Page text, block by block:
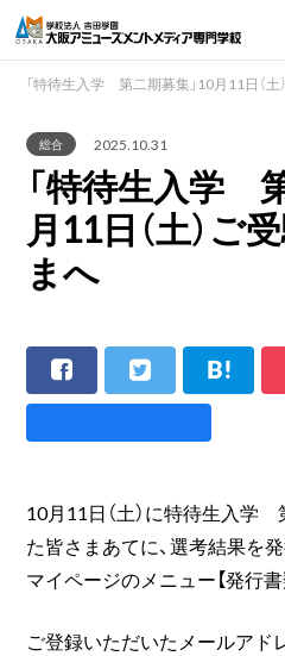
「特待生入学 第二期募集」10月11日（
総合 2025.10.31
「特待生入学
月11日（土）ご
まへ
10月11日（土）に特待生入
た皆さまあてに、選考結果を
マイページのメニュー【発行書
ご登録いただいたメールアド